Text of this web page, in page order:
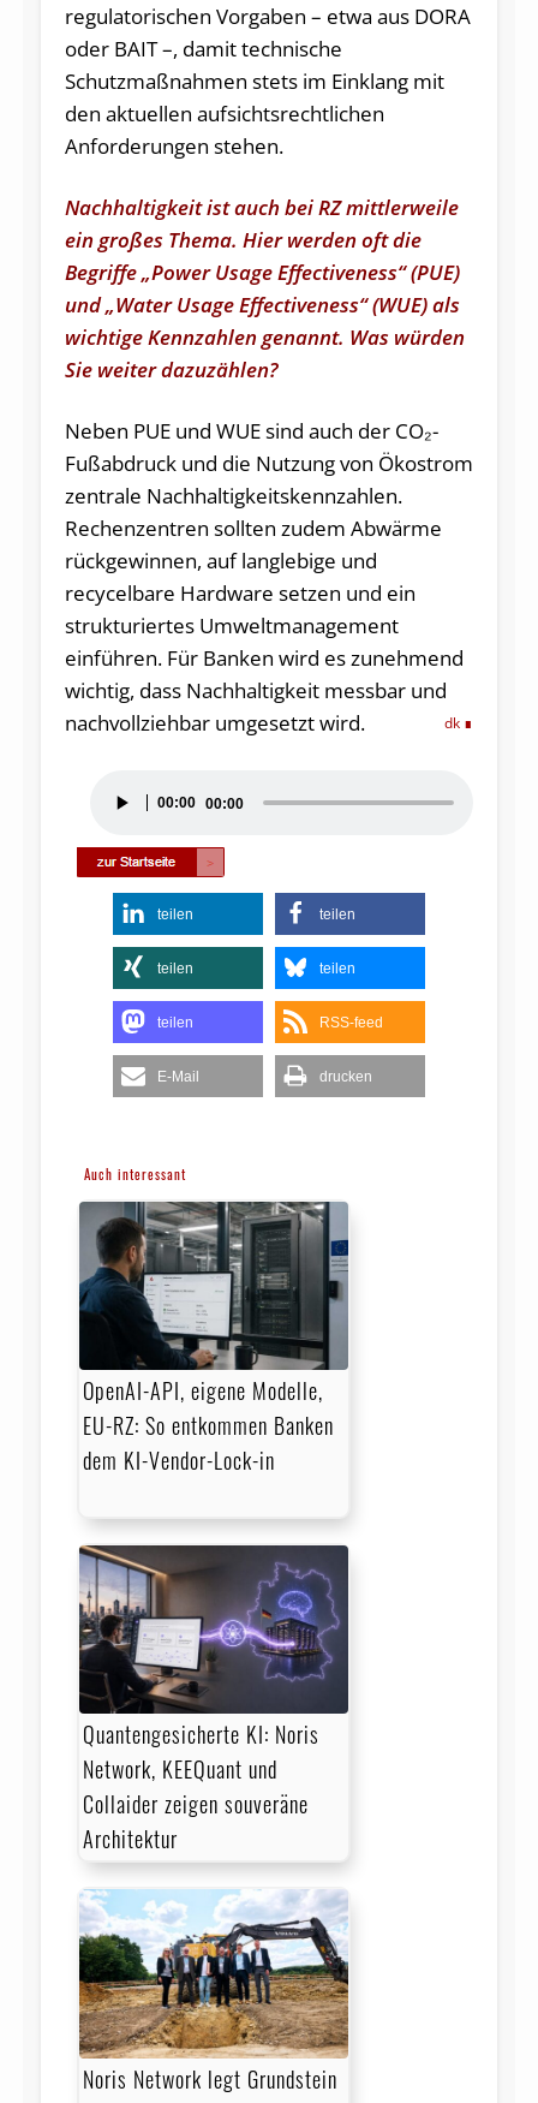
regulatorischen Vorgaben – etwa aus DORA
oder BAIT –, damit technische
Schutzmaßnahmen stets im Einklang mit
den aktuellen aufsichtsrechtlichen
Anforderungen stehen.
Nachhaltigkeit ist auch bei RZ mittlerweile
ein großes Thema. Hier werden oft die
Begriffe „Power Usage Effectiveness“ (PUE)
und „Water Usage Effectiveness“ (WUE) als
wichtige Kennzahlen genannt. Was würden
Sie weiter dazuzählen?
Neben PUE und WUE sind auch der CO₂-
Fußabdruck und die Nutzung von Ökostrom
zentrale Nachhaltigkeitskennzahlen.
Rechenzentren sollten zudem Abwärme
rückgewinnen, auf langlebige und
recycelbare Hardware setzen und ein
strukturiertes Umweltmanagement
einführen. Für Banken wird es zunehmend
wichtig, dass Nachhaltigkeit messbar und
nachvollziehbar umgesetzt wird.
dk
Player
00:00 00:00
teilen teilen
teilen teilen
teilen RSS-feed
E-Mail drucken
Auch interessant
OpenAI-API, eigene Modelle,
EU-RZ: So entkommen Banken
dem KI-Vendor-Lock-in
Quantengesicherte KI: Noris
Network, KEEQuant und
Collaider zeigen souveräne
Architektur
Noris Network legt Grundstein